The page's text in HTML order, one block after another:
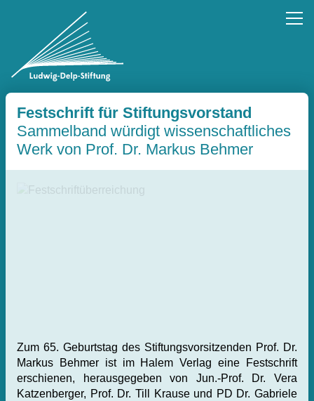
Festschrift für Stiftungsvorstand
Sammelband würdigt wissenschaftliches
Werk von Prof. Dr. Markus Behmer
Zum 65. Geburtstag des Stiftungsvorsitzenden Prof. Dr.
Markus Behmer ist im Halem Verlag eine Festschrift
erschienen, herausgegeben von Jun.-Prof. Dr. Vera
Katzenberger, Prof. Dr. Till Krause und PD Dr. Gabriele